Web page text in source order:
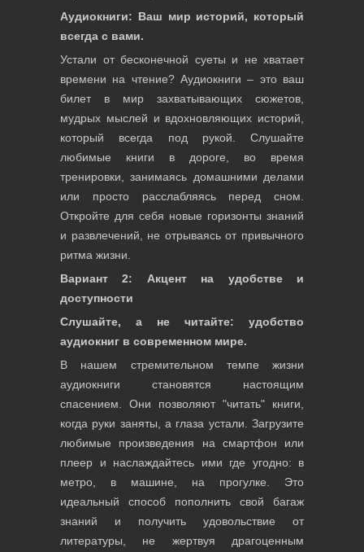
Аудиокниги: Ваш мир историй, который
всегда с вами.
Устали от бесконечной суеты и не хватает
времени на чтение? Аудиокниги – это ваш
билет в мир захватывающих сюжетов,
мудрых мыслей и вдохновляющих историй,
который всегда под рукой. Слушайте
любимые книги в дороге, во время
тренировки, занимаясь домашними делами
или просто расслабляясь перед сном.
Откройте для себя новые горизонты знаний
и развлечений, не отрываясь от привычного
ритма жизни.
Вариант 2: Акцент на удобстве и
доступности
Слушайте, а не читайте: удобство
аудиокниг в современном мире.
В нашем стремительном темпе жизни
аудиокниги становятся настоящим
спасением. Они позволяют "читать" книги,
когда руки заняты, а глаза устали. Загрузите
любимые произведения на смартфон или
плеер и наслаждайтесь ими где угодно: в
метро, в машине, на прогулке. Это
идеальный способ пополнить свой багаж
знаний и получить удовольствие от
литературы, не жертвуя драгоценным